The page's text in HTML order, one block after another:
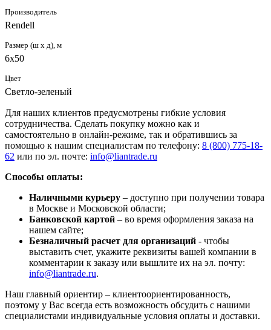
Производитель
Rendell
Размер (ш х д), м
6х50
Цвет
Светло-зеленый
Для наших клиентов предусмотрены гибкие условия
сотрудничества. Сделать покупку можно как и
самостоятельно в онлайн-режиме, так и обратившись за
помощью к нашим специалистам по телефону: 8 (800) 775-18-
62 или по эл. почте: info@liantrade.ru
Способы оплаты:
Наличными курьеру – доступно при получении товара
в Москве и Московской области;
Банковской картой – во время оформления заказа на
нашем сайте;
Безналичный расчет для организаций - чтобы
выставить счет, укажите реквизиты вашей компании в
комментарии к заказу или вышлите их на эл. почту:
info@liantrade.ru.
Наш главный ориентир – клиентоориентированность,
поэтому у Вас всегда есть возможность обсудить с нашими
специалистами индивидуальные условия оплаты и доставки.